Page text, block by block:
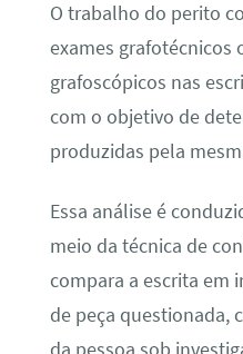
O trabalho do perito
exames grafotécnicos
grafoscópicos nas
com o objetivo de
produzidas pela
Essa análise é
meio da técnica de
compara a escrita em
de peça questionada,